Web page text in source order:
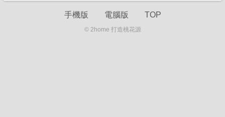
手機版 電腦版 TOP
© 2home 打造桃花源